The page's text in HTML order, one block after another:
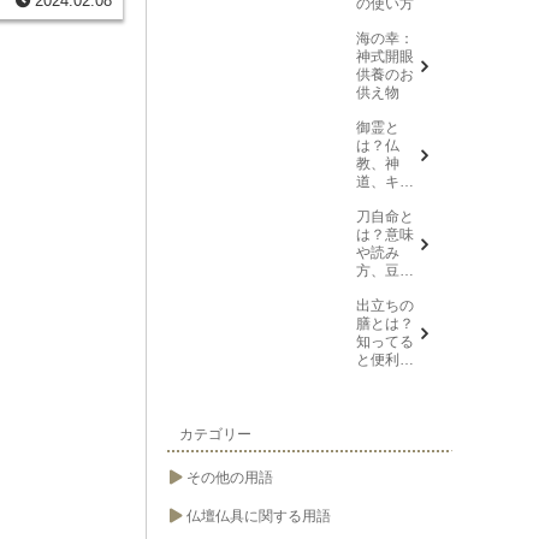
の家族や親族
の使い方
海の幸：
神式開眼
供養のお
供え物
御霊と
は？仏
教、神
道、キリ
れぞれの
意味を解
説
刀自命と
は？意味
や読み
方、豆知
出立ちの
膳とは？
知ってる
と便利な
カテゴリー
その他の用語
仏壇仏具に関する用語